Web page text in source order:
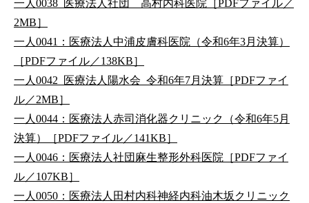
一人0038_医療法人社団 高村内科医院［PDFファイル／
2MB］
一人0041：医療法人中浦皮膚科医院（令和6年3月決算）
［PDFファイル／138KB］
一人0042_医療法人陽水会_令和6年7月決算［PDFファイ
ル／2MB］
一人0044：医療法人赤司消化器クリニック（令和6年5月
決算）［PDFファイル／141KB］
一人0046：医療法人社団麻生整形外科医院［PDFファイ
ル／107KB］
一人0050：医療法人田村内科神経内科油木坂クリニック